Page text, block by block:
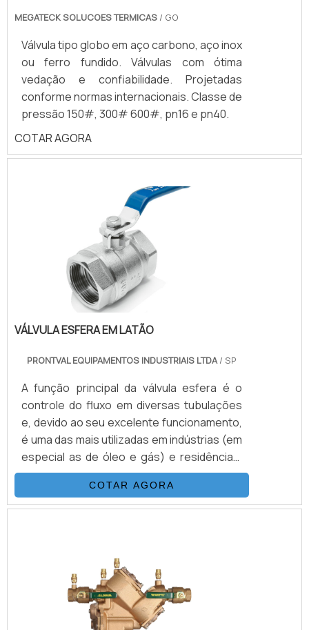
MEGATECK SOLUCOES TERMICAS / GO
Válvula tipo globo em aço carbono, aço inox
ou ferro fundido. Válvulas com ótima
vedação e confiabilidade. Projetadas
conforme normas internacionais. Classe de
pressão 150#, 300# 600#, pn16 e pn40.
COTAR AGORA
VÁLVULA ESFERA EM LATÃO
PRONTVAL EQUIPAMENTOS INDUSTRIAIS LTDA/ SP
A função principal da válvula esfera é o
controle do fluxo em diversas tubulações
e, devido ao seu excelente funcionamento,
é uma das mais utilizadas em indústrias (em
especial as de óleo e gás) e residências.
Quando fechada, a passagem fica
perpendicular ao sentido do fluxo, o que
impede a passagem.
COTAR AGORA